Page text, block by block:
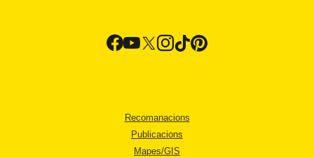
Recomanacions
Publicacions
Mapes/GIS